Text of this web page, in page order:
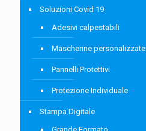
Soluzioni Covid 19
Adesivi calpestabili
Mascherine personalizzate
Pannelli Protettivi
Protezione Individuale
Stampa Digitale